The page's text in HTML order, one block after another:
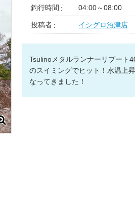
釣行時間 04:00～08:00
投稿者 イシグロ沼津店
Tsulinoメタルランナーリブート
のスイミングでヒット！水温上
なってきました！